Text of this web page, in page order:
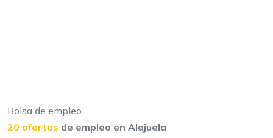
Bolsa de empleo
20 ofertas de empleo en Alajuela